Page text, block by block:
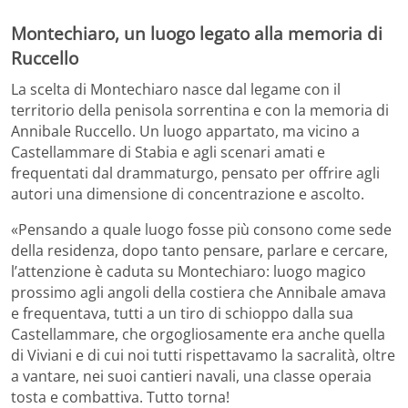
Montechiaro, un luogo legato alla memoria di
Ruccello
La scelta di Montechiaro nasce dal legame con il
territorio della penisola sorrentina e con la memoria di
Annibale Ruccello. Un luogo appartato, ma vicino a
Castellammare di Stabia e agli scenari amati e
frequentati dal drammaturgo, pensato per offrire agli
autori una dimensione di concentrazione e ascolto.
«Pensando a quale luogo fosse più consono come sede
della residenza, dopo tanto pensare, parlare e cercare,
l’attenzione è caduta su Montechiaro: luogo magico
prossimo agli angoli della costiera che Annibale amava
e frequentava, tutti a un tiro di schioppo dalla sua
Castellammare, che orgogliosamente era anche quella
di Viviani e di cui noi tutti rispettavamo la sacralità, oltre
a vantare, nei suoi cantieri navali, una classe operaia
tosta e combattiva. Tutto torna!